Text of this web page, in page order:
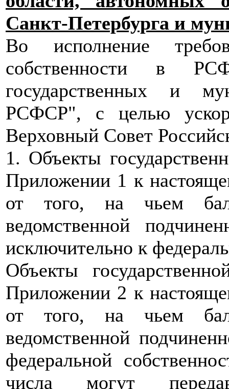
Санкт-Петербурга и
Во исполнение
собственности в
государственных и
РСФСР", с целью
Верховный Совет
1. Объекты
Приложении 1 к
от того, на чьем
ведомственной
исключительно к
Объекты
Приложении 2 к
от того, на чьем
ведомственной
федеральной
числа могут